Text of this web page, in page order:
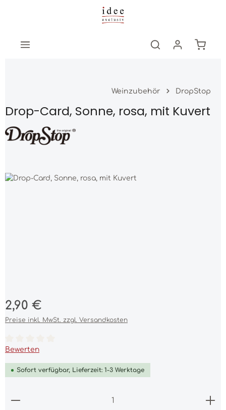
Zum Hauptinhalt springen
Weinzubehör DropStop
Drop-Card, Sonne, rosa, mit Kuvert
Bildergalerie überspringen
Regulärer Preis:
2,90 €
Preise inkl. MwSt. zzgl. Versandkosten
Durchschnittliche Bewertung von 0 von 5 Sternen
Bewerten
Sofort verfügbar, Lieferzeit: 1-3 Werktage
Produkt Anzahl: Gib den gewünschten Wert